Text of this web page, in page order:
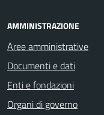
AMMINISTRAZIONE
Aree amministrative
Documenti e dati
Enti e fondazioni
Organi di governo